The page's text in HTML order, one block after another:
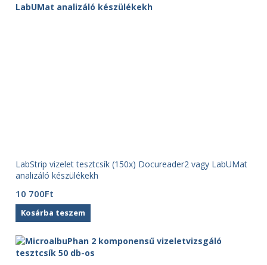
LabStrip vizelet tesztcsík (150x) Docureader2 vagy LabUMat
analizáló készülékekh
10 700Ft
Kosárba teszem